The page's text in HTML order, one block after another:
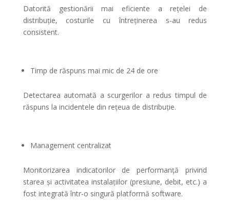
Datorită gestionării mai eficiente a rețelei de
distribuție, costurile cu întreținerea s-au redus
consistent.
Timp de răspuns mai mic de 24 de ore
Detectarea automată a scurgerilor a redus timpul de
răspuns la incidentele din rețeua de distribuție.
Management centralizat
Monitorizarea indicatorilor de performanță privind
starea și activitatea instalațiilor (presiune, debit, etc.) a
fost integrată într-o singură platformă software.